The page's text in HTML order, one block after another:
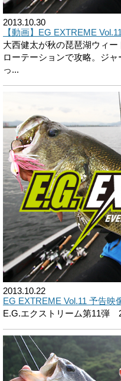
2013.10.30
【動画】EG EXTREME
大西健太が秋の琵琶湖ウィ
ローテーションで攻略。ジ
っ...
2013.10.22
EG EXTREME Vol.11 予告映
E.G.エクストリーム第11弾